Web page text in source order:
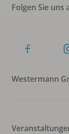
Folgen Sie uns
Westermann